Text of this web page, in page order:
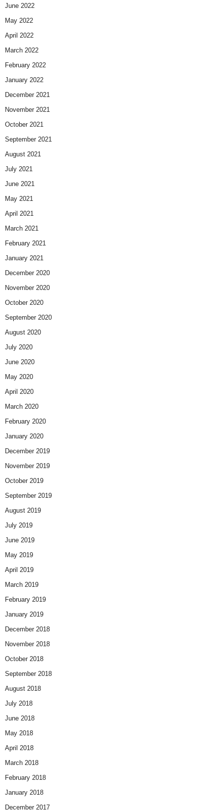
June 2022
May 2022
April 2022
March 2022
February 2022
January 2022
December 2021
November 2021
October 2021
September 2021
August 2021
July 2021
June 2021
May 2021
April 2021
March 2021
February 2021
January 2021
December 2020
November 2020
October 2020
September 2020
August 2020
July 2020
June 2020
May 2020
April 2020
March 2020
February 2020
January 2020
December 2019
November 2019
October 2019
September 2019
August 2019
July 2019
June 2019
May 2019
April 2019
March 2019
February 2019
January 2019
December 2018
November 2018
October 2018
September 2018
August 2018
July 2018
June 2018
May 2018
April 2018
March 2018
February 2018
January 2018
December 2017